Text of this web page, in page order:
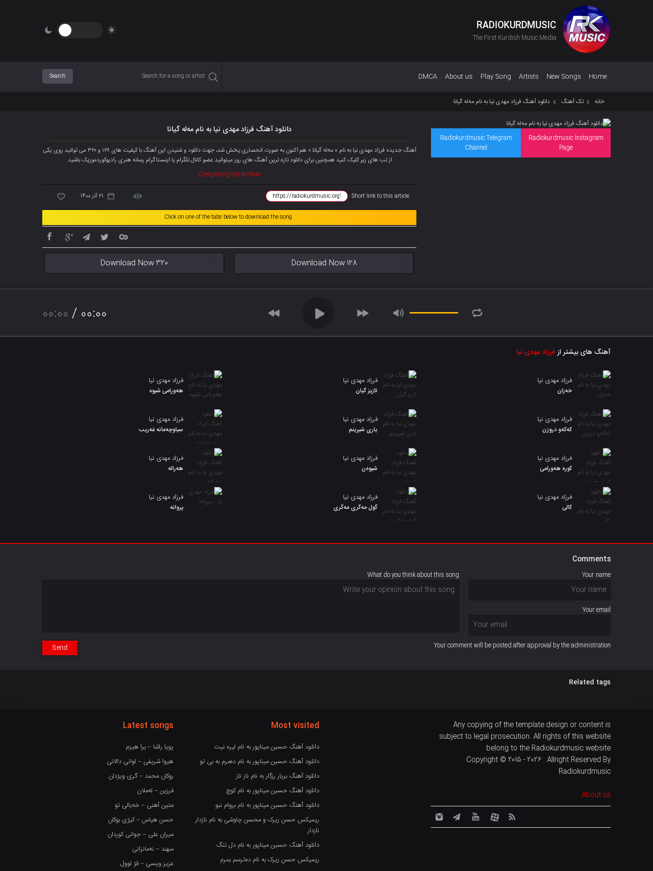
RADIOKURDMUSIC
The First Kurdish Music Media
Home
New Songs
Artists
Play Song
About us
DMCA
خانه تک آهنگ دانلود آهنگ فرزاد مهدی نیا به نام مەلە گیانا
Radiokurdmusic Instagram
Page
Radiokurdmusic Telegram
Channel
دانلود آهنگ فرزاد مهدی نیا به نام مەلە گیانا
آهنگ جدیده فرزاد مهدی نیا به نام « مەلە گیانا » هم اکنون به صورت انحصاری پخش شد، جهت دانلود و شنیدن این آهنگ با کیفیت های ۱۲۸ و ۳۲۰ می توانید روی یکی
از تب های زیر کلیک کنید همچنین برای دانلود تازه ترین آهنگ های روز میتوانیدعضو کانال تلگرام یا اینستاگرام رسانه هنری رادیوکوردموزیک باشید.
Completing the archive
Short link to this article : 21 آذر 1400
Click on one of the tabs below to download the song
Download Now 128
Download Now 320
00:00 / 00:00
آهنگ های بیشتر ازفرزاد مهدی نیا
فرزاد مهدی نیا
خەزان
فرزاد مهدی نیا
ئازیز گیان
فرزاد مهدی نیا
هەورامی شیوە
فرزاد مهدی نیا
کەکەو دروزن
فرزاد مهدی نیا
یاری شیرینم
فرزاد مهدی نیا
سیاوچەمانە غەریب
فرزاد مهدی نیا
کوره هەورامی
فرزاد مهدی نیا
شیوەن
فرزاد مهدی نیا
هەرالە
فرزاد مهدی نیا
کالی
فرزاد مهدی نیا
گول مەگری مەگری
فرزاد مهدی نیا
پروانه
Comments
Your name
Your email
What do you think about this song
Your comment will be posted after approval by the administration
Send
Related tags
Any copying of the template design or content is
subject to legal prosecution. All rights of this website
belong to the Radiokurdmusic website
Copyright © 2015 - 2026 . Allright Reserved By
Radiokurdmusic
About us
Most visited
دانلود آهنگ حسین میناپور به نام لیره نیت
دانلود آهنگ حسین میناپور به نام دەمرم بە بی تو
دانلود آهنگ بریار رزگار به نام ناز ناز
دانلود آهنگ حسین میناپور به نام کوچ
دانلود آهنگ حسین میناپور به نام بروام نبو
ریمیکس حسن زیرک و محسن چاوشی به نام نازدار
نازدار
دانلود آهنگ حسین میناپور به نام دل تنگ
ریمیکس حسن زیرک به نام دەترسم بمرم
Latest songs
پویا راشا – برا هیزم
هیوا شریفی – لوانی دالانی
روکان محمد – گری ویژدان
فرزین – لەملان
متین آهنی – خەیالی تو
حسن هیاس – کیژی بوکان
میران علی – جوانی کوردان
سهند – نەمانزانی
عزیز ویسی – قژ لوول